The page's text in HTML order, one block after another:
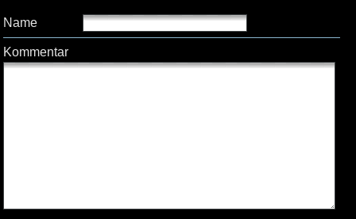
Name
Kommentar